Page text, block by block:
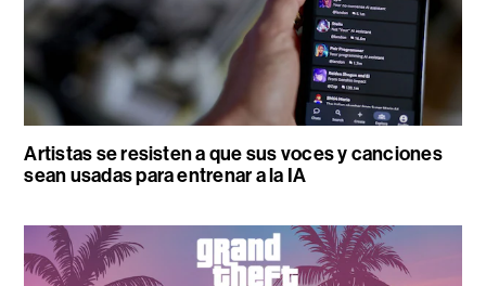
Artistas se resisten a que sus voces y canciones
sean usadas para entrenar a la IA